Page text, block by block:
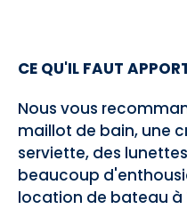
CE QU'IL FAUT
Nous vous
maillot de bain, une
serviette, des
beaucoup
location de bateau à